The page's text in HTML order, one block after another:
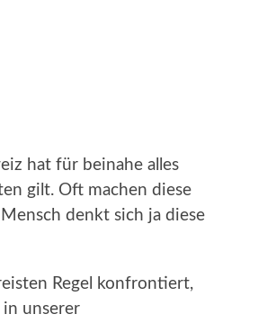
hat für beinahe alles
gilt. Oft machen diese
denkt sich ja diese
Regel konfrontiert,
unserer